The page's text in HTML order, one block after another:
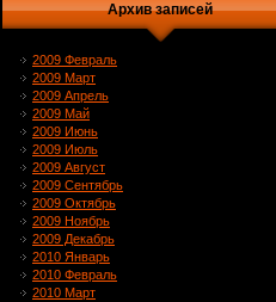
Архив записей
2009 Февраль
2009 Март
2009 Апрель
2009 Май
2009 Июнь
2009 Июль
2009 Август
2009 Сентябрь
2009 Октябрь
2009 Ноябрь
2009 Декабрь
2010 Январь
2010 Февраль
2010 Март